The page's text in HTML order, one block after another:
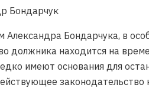
Бондарчук
Александра Бондарчука, в
должника находится на
имеют основания для
законодательство